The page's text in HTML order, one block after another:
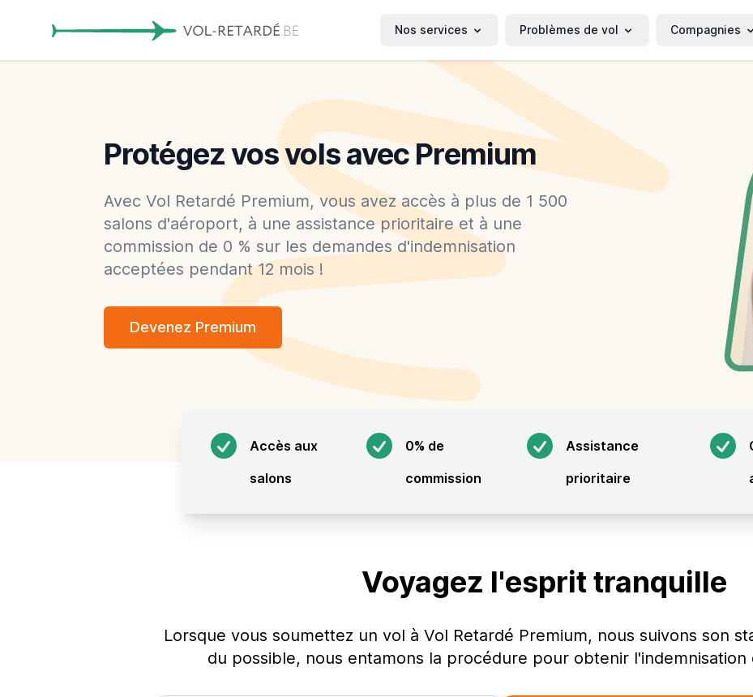
Nos services Problèmes de vol Compagnies
Protégez vos vols avec Premium
Avec Vol Retardé Premium, vous avez accès à plus de 1 500
salons d'aéroport, à une assistance prioritaire et à une
commission de 0 % sur les demandes d'indemnisation
acceptées pendant 12 mois !
Devenez Premium
Accès aux
salons
0% de
commission
Assistance
prioritaire
Voyagez l'esprit tranquille
Lorsque vous soumettez un vol à Vol Retardé Premium, nous suivons son
du possible, nous entamons la procédure pour obtenir l'indemnisation